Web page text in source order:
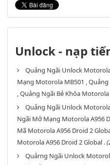
Unlock - nạp
Quảng Ngãi Unlock
Mạng Motorola MB501 ,
, Quảng Ngãi Bẻ Khóa Motorola
Quảng Ngãi Unlock
Ngãi Mở Mạng Motorola A956
Mã Motorola A956 Droid 2
Motorola A956 Droid 2 Global .
Quảrng Ngãi Unlock